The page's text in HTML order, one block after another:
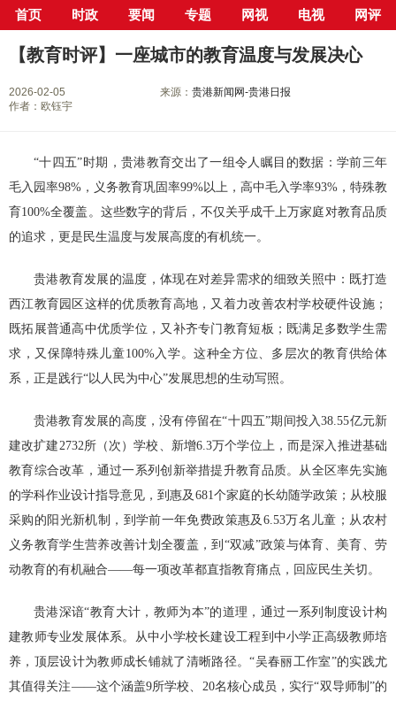
首页 时政 要闻 专题 网视 电视 网评
当前位置： 首页> 新闻中心> 网评> 正文
【教育时评】一座城市的教育温度与发展决心
2026-02-05 来源：贵港新闻网-贵港日报
作者：欧钰宇
“十四五”时期，贵港教育交出了一组令人瞩目的数据：学前三年
毛入园率98%，义务教育巩固率99%以上，高中毛入学率93%，特殊教
育100%全覆盖。这些数字的背后，不仅关乎成千上万家庭对教育品质
的追求，更是民生温度与发展高度的有机统一。
贵港教育发展的温度，体现在对差异需求的细致关照中：既打造
西江教育园区这样的优质教育高地，又着力改善农村学校硬件设施；
既拓展普通高中优质学位，又补齐专门教育短板；既满足多数学生需
求，又保障特殊儿童100%入学。这种全方位、多层次的教育供给体
系，正是践行“以人民为中心”发展思想的生动写照。
贵港教育发展的高度，没有停留在“十四五”期间投入38.55亿元新
建改扩建2732所（次）学校、新增6.3万个学位上，而是深入推进基础
教育综合改革，通过一系列创新举措提升教育品质。从全区率先实施
的学科作业设计指导意见，到惠及681个家庭的长幼随学政策；从校服
采购的阳光新机制，到学前一年免费政策惠及6.53万名儿童；从农村
义务教育学生营养改善计划全覆盖，到“双减”政策与体育、美育、劳
动教育的有机融合——每一项改革都直指教育痛点，回应民生关切。
贵港深谙“教育大计，教师为本”的道理，通过一系列制度设计构
建教师专业发展体系。从中小学校长建设工程到中小学正高级教师培
养，顶层设计为教师成长铺就了清晰路径。“吴春丽工作室”的实践尤
其值得关注——这个涵盖9所学校、20名核心成员，实行“双导师制”的